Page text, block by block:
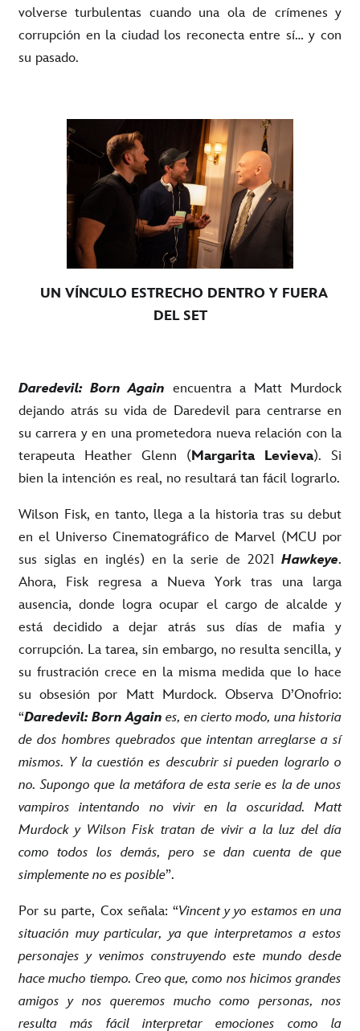
volverse turbulentas cuando una ola de crímenes y
corrupción en la ciudad los reconecta entre sí… y con
su pasado.
UN VÍNCULO ESTRECHO DENTRO Y FUERA
DEL SET
Daredevil: Born Again encuentra a Matt Murdock
dejando atrás su vida de Daredevil para centrarse en
su carrera y en una prometedora nueva relación con la
terapeuta Heather Glenn (Margarita Levieva). Si
bien la intención es real, no resultará tan fácil lograrlo.
Wilson Fisk, en tanto, llega a la historia tras su debut
en el Universo Cinematográfico de Marvel (MCU por
sus siglas en inglés) en la serie de 2021 Hawkeye.
Ahora, Fisk regresa a Nueva York tras una larga
ausencia, donde logra ocupar el cargo de alcalde y
está decidido a dejar atrás sus días de mafia y
corrupción. La tarea, sin embargo, no resulta sencilla, y
su frustración crece en la misma medida que lo hace
su obsesión por Matt Murdock. Observa D’Onofrio:
“Daredevil: Born Again es, en cierto modo, una historia
de dos hombres quebrados que intentan arreglarse a sí
mismos. Y la cuestión es descubrir si pueden lograrlo o
no. Supongo que la metáfora de esta serie es la de unos
vampiros intentando no vivir en la oscuridad. Matt
Murdock y Wilson Fisk tratan de vivir a la luz del día
como todos los demás, pero se dan cuenta de que
simplemente no es posible”.
Por su parte, Cox señala: “Vincent y yo estamos en una
situación muy particular, ya que interpretamos a estos
personajes y venimos construyendo este mundo desde
hace mucho tiempo. Creo que, como nos hicimos grandes
amigos y nos queremos mucho como personas, nos
resulta más fácil interpretar emociones como la